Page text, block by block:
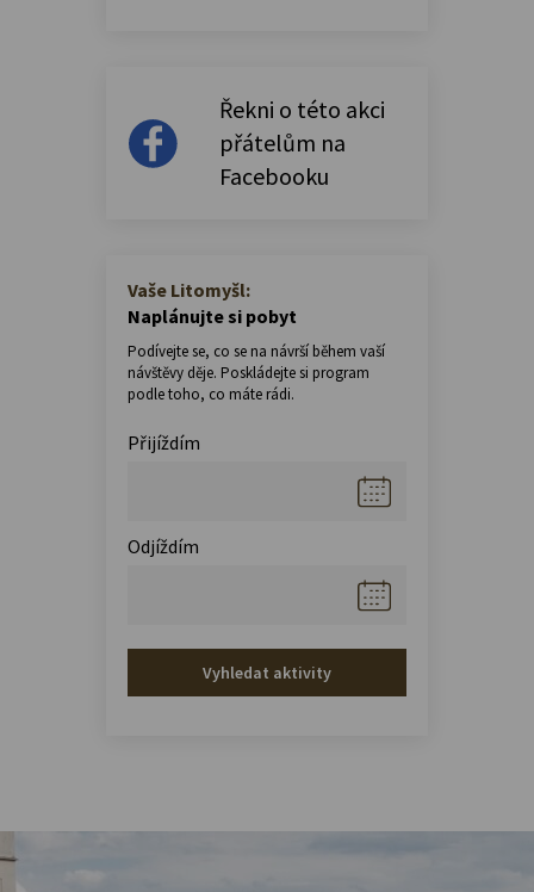
Řekni o této akci
přátelům na
Facebooku
Vaše Litomyšl:
Naplánujte si pobyt
Podívejte se, co se na návrší během vaší
návštěvy děje. Poskládejte si program
podle toho, co máte rádi.
Přijíždím
Odjíždím
Vyhledat aktivity